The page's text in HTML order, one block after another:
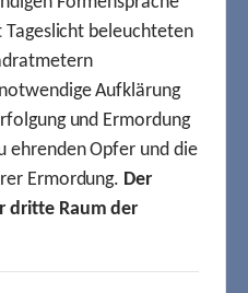
beleuchteten
Aufklärung
und Ermordung
ehrenden Opfer und die
Ermordung. Der
dritte Raum der